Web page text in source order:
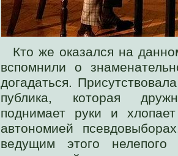
Кто же оказался на
вспомнили о
догадаться.
публика, которая
поднимает руки и
автономией
ведущим этого нелепого